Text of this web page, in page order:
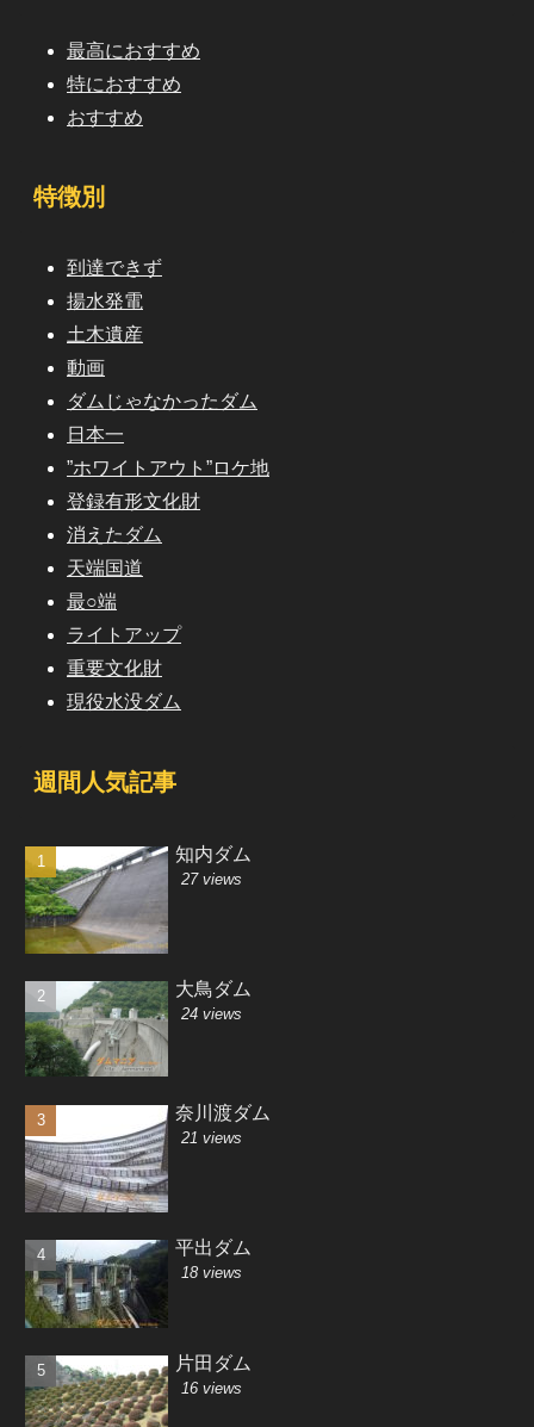
最高におすすめ
特におすすめ
おすすめ
特徴別
到達できず
揚水発電
土木遺産
動画
ダムじゃなかったダム
日本一
”ホワイトアウト”ロケ地
登録有形文化財
消えたダム
天端国道
最○端
ライトアップ
重要文化財
現役水没ダム
週間人気記事
知内ダム
27 views
大鳥ダム
24 views
奈川渡ダム
21 views
平出ダム
18 views
片田ダム
16 views